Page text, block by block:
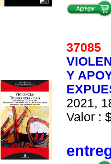
37085
Y
2021,
Valor :